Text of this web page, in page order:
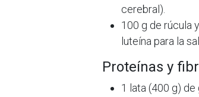
cerebral).
100 g de rúcula
luteína para la
Proteínas y
1 lata (400 g)